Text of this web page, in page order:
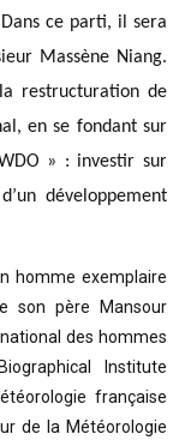
ce parti, il sera
Massène Niang.
restructuration de
en se fondant sur
» : investir sur
développement
homme exemplaire
son père Mansour
des hommes
Institute
française
de la Météorologie